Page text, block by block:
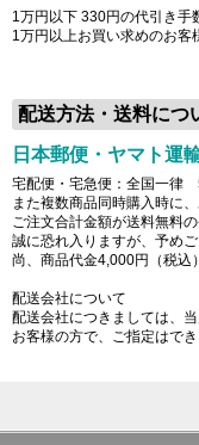
1万円以下 330円の代引き手
1万円以上お買い求めのお客
配送方法・送料につ
日本郵便・ヤマト運
宅配便・宅急便：全国一律
また複数商品同時購入時に
ご注文合計金額が送料無料
誠に恐れ入りますが、予め
尚、商品代金4,000円（税込
配送会社について
配送会社につきましては、
お客様の方で、ご指定はで